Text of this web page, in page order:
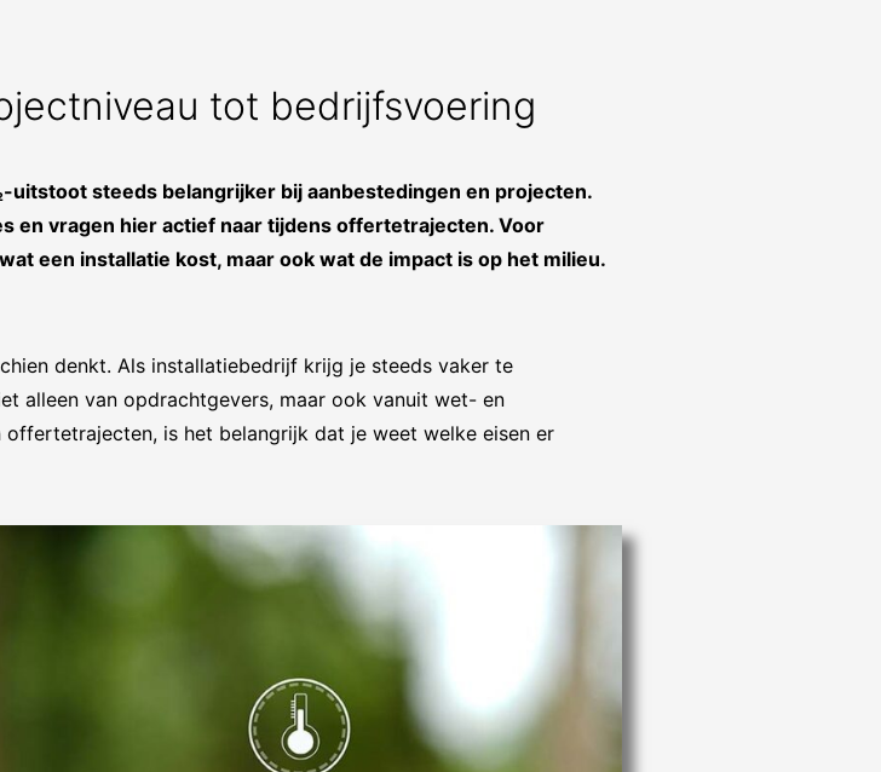
tot bedrijfsvoering
steeds belangrijker bij aanbestedingen en projecten.
en vragen hier actief naar tijdens offertetrajecten. Voor
een installatie kost, maar ook wat de impact is op het milieu.
denkt. Als installatiebedrijf krijg je steeds vaker te
alleen van opdrachtgevers, maar ook vanuit wet- en
is het belangrijk dat je weet welke eisen er